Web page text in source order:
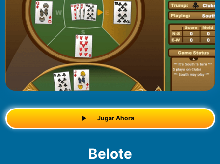
Jugar Ahora
Belote